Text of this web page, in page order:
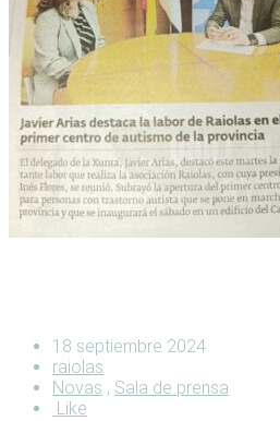
18 septiembre 2024
raiolas
Novas , Sala de prensa
Like